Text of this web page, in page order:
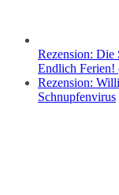
Rezension: Die
Endlich Ferien!
Rezension:
Schnupfenvirus